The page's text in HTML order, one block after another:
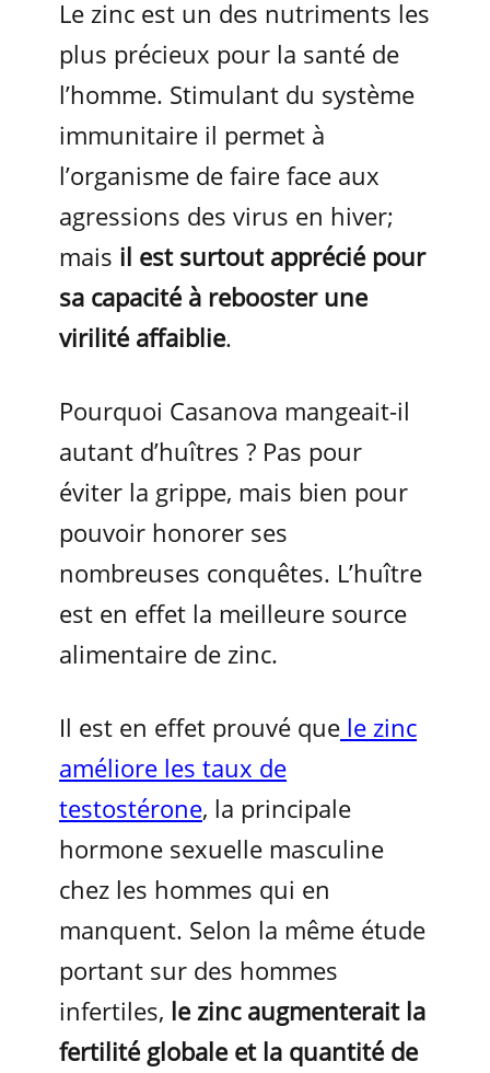
Le zinc est un des nutriments les
plus précieux pour la santé de
l’homme. Stimulant du système
immunitaire il permet à
l’organisme de faire face aux
agressions des virus en hiver;
mais il est surtout apprécié pour
sa capacité à rebooster une
virilité affaiblie.
Pourquoi Casanova mangeait-il
autant d’huîtres ? Pas pour
éviter la grippe, mais bien pour
pouvoir honorer ses
nombreuses conquêtes. L’huître
est en effet la meilleure source
alimentaire de zinc.
Il est en effet prouvé que le zinc
améliore les taux de
testostérone, la principale
hormone sexuelle masculine
chez les hommes qui en
manquent. Selon la même étude
portant sur des hommes
infertiles, le zinc augmenterait la
fertilité globale et la quantité de